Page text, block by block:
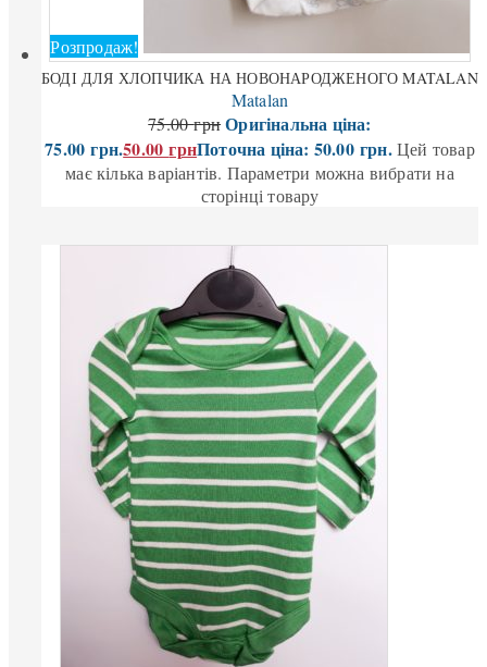
Розпродаж!
БОДІ ДЛЯ ХЛОПЧИКА НА НОВОНАРОДЖЕНОГО MATALAN
Matalan
75.00грн Оригінальна ціна:
75.00 грн.50.00грнПоточна ціна: 50.00 грн. Цей товар
має кілька варіантів. Параметри можна вибрати на
сторінці товару